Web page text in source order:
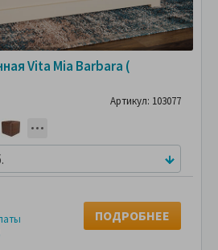
Vita Mia Barbara (
Артикул: 103077
ПОДРОБНЕЕ